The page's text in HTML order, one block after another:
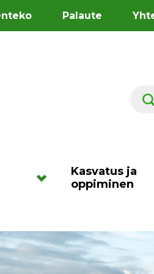
Palaute
Kasvatus ja
oppiminen